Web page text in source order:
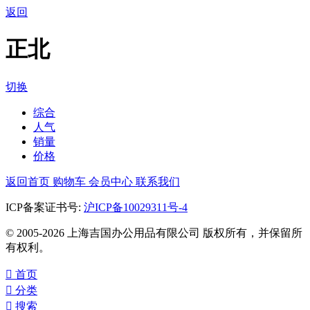
返回
正北
切换
综合
人气
销量
价格
返回首页 购物车 会员中心 联系我们
ICP备案证书号: 沪ICP备10029311号-4
© 2005-2026 上海吉国办公用品有限公司 版权所有，并保留所
有权利。
 首页
 分类
 搜索